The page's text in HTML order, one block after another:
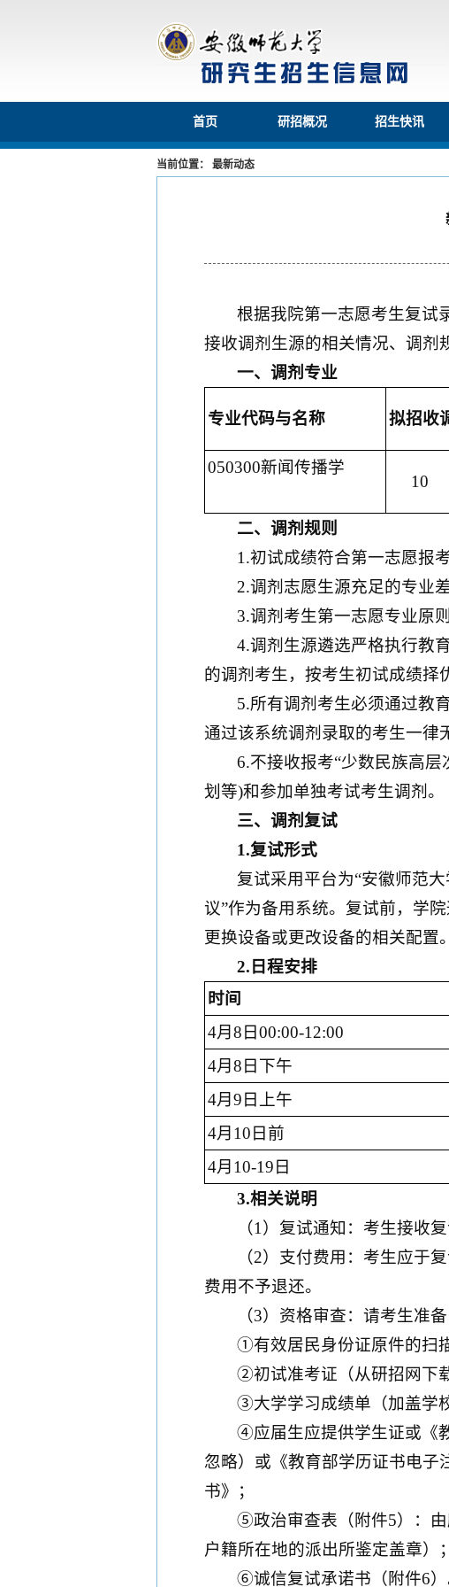
首页 研招概况 招生快讯
当前位置： 最新动态
根据我院第一志愿考生复试
接收调剂生源的相关情况、调剂
一、调剂专业
专业代码与名称 拟招收
050300新闻传播学
10
二、调剂规则
1.初试成绩符合第一志愿报
2.调剂志愿生源充足的专业
3.调剂考生第一志愿专业原
4.调剂生源遴选严格执行教
的调剂考生，按考生初试成绩择
5.所有调剂考生必须通过教
通过该系统调剂录取的考生一律
6.不接收报考“少数民族高
划等)和参加单独考试考生调剂。
三、调剂复试
1.复试形式
复试采用平台为“安徽师范
议”作为备用系统。复试前，学
更换设备或更改设备的相关配置
2.日程安排
时间
4月8日00:00-12:00
4月8日下午
4月9日上午
4月10日前
4月10-19日
3.相关说明
（1）复试通知：考生接收
（2）支付费用：考生应于
费用不予退还。
（3）资格审查：请考生准
➀有效居民身份证原件的扫
➁初试准考证（从研招网下
➂大学学习成绩单（加盖学
➃应届生应提供学生证或《
忽略）或《教育部学历证书电子
书》；
➄政治审查表（附件5）：
户籍所在地的派出所鉴定盖章）；
➅诚信复试承诺书（附件6）